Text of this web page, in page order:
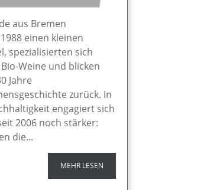
aus Bremen
einen kleinen
spezialisierten sich
Weine und blicken
Jahre
zurück. In
engagiert sich
2006 noch stärker:
die...
MEHR LESEN